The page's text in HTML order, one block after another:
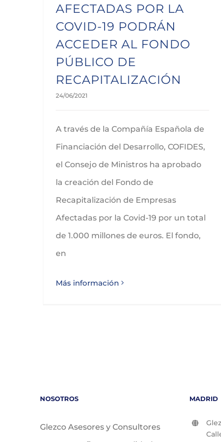
AFECTADAS POR LA
COVID-19 PODRÁN
ACCEDER AL FONDO
PÚBLICO DE
RECAPITALIZACIÓN
24/06/2021
A través de la Compañía Española de
Financiación del Desarrollo, COFIDES,
el Consejo de Ministros ha aprobado
la creación del Fondo de
Recapitalización de Empresas
Afectadas por la Covid-19 por un total
de 1.000 millones de euros. El fondo,
en
Más información
NOSOTROS
Glezco Asesores y Consultores
MADRID